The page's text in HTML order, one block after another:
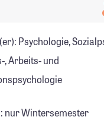
Psychologie,
Arbeits- und
nur Wintersemester